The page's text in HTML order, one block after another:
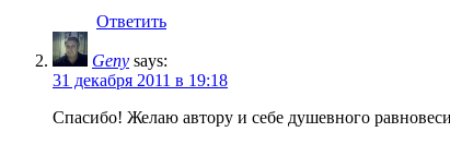
Ответить
Geny says:
31 декабря 2011 в 19:18
Спасибо! Желаю автору и себе душевного